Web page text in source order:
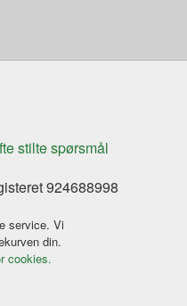
stilte spørsmål
924688998
service. Vi
din.
cookies.